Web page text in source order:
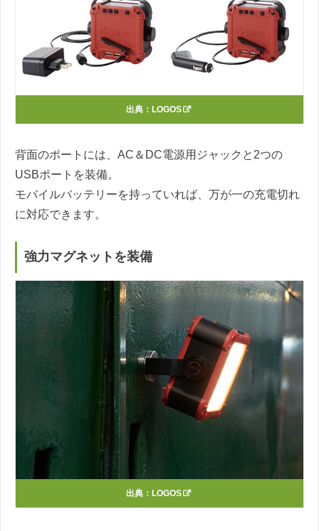
出典： LOGOS
背面のポートには、AC＆DC電源用ジャックと2つの
USBポートを装備。
モバイルバッテリーを持っていれば、万が一の充電切れ
に対応できます。
強力マグネットを装備
出典： LOGOS